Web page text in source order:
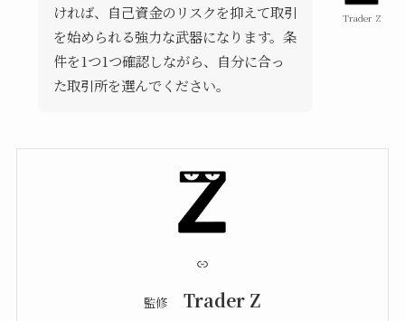
Trader Z
ければ、自己資金のリスクを抑えて取引
を始められる強力な武器になります。条
件を1つ1つ確認しながら、自分に合っ
た取引所を選んでください。
リンク
監修 Trader Z